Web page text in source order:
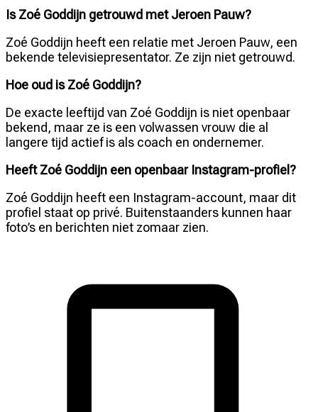
Is Zoé Goddijn getrouwd met Jeroen Pauw?
Zoé Goddijn heeft een relatie met Jeroen Pauw, een
bekende televisiepresentator. Ze zijn niet getrouwd.
Hoe oud is Zoé Goddijn?
De exacte leeftijd van Zoé Goddijn is niet openbaar
bekend, maar ze is een volwassen vrouw die al
langere tijd actief is als coach en ondernemer.
Heeft Zoé Goddijn een openbaar Instagram-profiel?
Zoé Goddijn heeft een Instagram-account, maar dit
profiel staat op privé. Buitenstaanders kunnen haar
foto’s en berichten niet zomaar zien.